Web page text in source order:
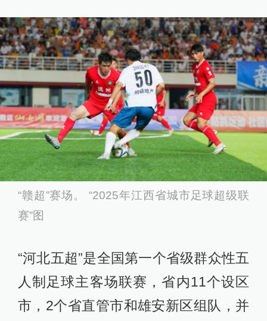
“赣超”赛场。 “2025年江西省城市足球超级联
赛”图
“河北五超”是全国第一个省级群众性五
人制足球主客场联赛，省内11个设区
市，2个省直管市和雄安新区组队，并